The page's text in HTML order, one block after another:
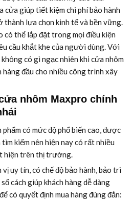
cửa giúp tiết kiệm chi phí bảo hành
thành lựa chọn kinh tế và bền vững.
có thể lắp đặt trong mọi điều kiện
cầu khắt khe của người dùng. Với
có gì ngạc nhiên khi cửa nhôm
đầu cho nhiều công trình xây
nhôm Maxpro chính
có mức độ phổ biến cao, được
kiếm nên hiện nay có rất nhiều
hiện trên thị trường.
uy tín, có chế độ bảo hành, bảo trì
cách giúp khách hàng dễ dàng
có quyết định mua hàng đúng đắn: